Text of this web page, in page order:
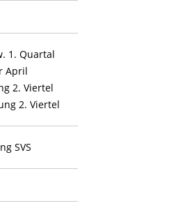
1. Quartal
April
2. Viertel
2. Viertel
SVS